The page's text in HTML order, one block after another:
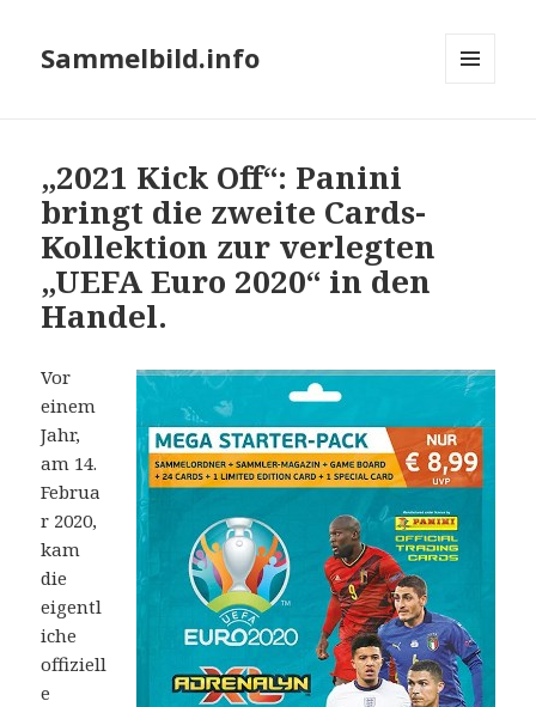
Sammelbild.info
„2021 Kick Off“: Panini
bringt die zweite Cards-
Kollektion zur verlegten
„UEFA Euro 2020“ in den
Handel.
Vor
einem
Jahr,
am 14.
Februa
r 2020,
kam
die
eigentl
iche
offiziell
e